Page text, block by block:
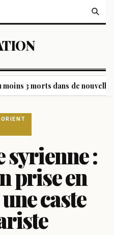
3 morts dans de nouvelles
syrienne :
prise en
caste